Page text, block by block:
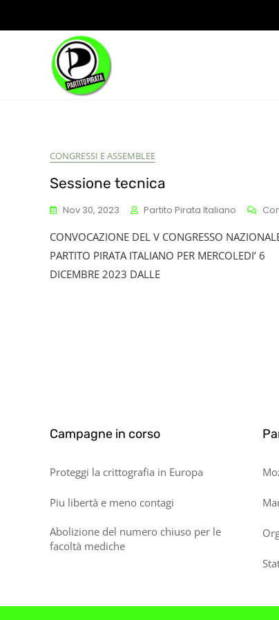
CONGRESSI E ASSEMBLEE
Sessione tecnica
Nov 30, 2023 Partito Pirata Italiano
CONVOCAZIONE DEL V CONGRESSO
PARTITO PIRATA ITALIANO PER MERCOLEDI’ 6
DICEMBRE 2023 DALLE
Campagne in corso
Proteggi la crittografia in Europa
Piu libertà e meno contagi
Abolizione del numero chiuso per le
facoltà mediche